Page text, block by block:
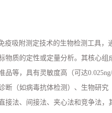
疫吸附测定技术的生物检测工具，
物质的定性或定量分析。其核心组
品等，具有灵敏度高（可达
断（如病毒抗体检测）、生物研究
接法、间接法、夹心法和竞争法，